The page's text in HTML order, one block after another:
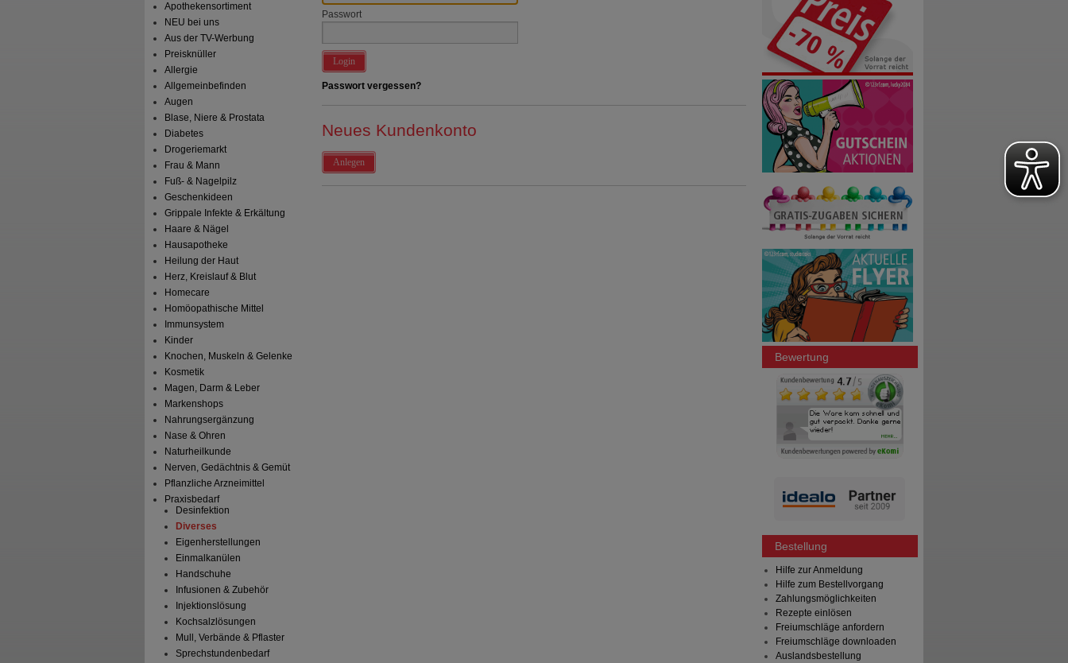
Apothekensortiment
NEU bei uns
Aus der TV-Werbung
Preisknüller
Allergie
Allgemeinbefinden
Augen
Blase, Niere & Prostata
Diabetes
Drogeriemarkt
Frau & Mann
Fuß- & Nagelpilz
Geschenkideen
Grippale Infekte & Erkältung
Haare & Nägel
Hausapotheke
Heilung der Haut
Herz, Kreislauf & Blut
Homecare
Homöopathische Mittel
Immunsystem
Kinder
Knochen, Muskeln & Gelenke
Kosmetik
Magen, Darm & Leber
Markenshops
Nahrungsergänzung
Nase & Ohren
Naturheilkunde
Nerven, Gedächtnis & Gemüt
Pflanzliche Arzneimittel
Praxisbedarf
Desinfektion
Diverses
Eigenherstellungen
Einmalkanülen
Handschuhe
Infusionen & Zubehör
Injektionslösung
Kochsalzlösungen
Mull, Verbände & Pflaster
Sprechstundenbedarf
Passwort
Login
Passwort vergessen?
Neues Kundenkonto
Anlegen
Bewertung
Bestellung
Hilfe zur Anmeldung
Hilfe zum Bestellvorgang
Zahlungsmöglichkeiten
Rezepte einlösen
Freiumschläge anfordern
Freiumschläge downloaden
Auslandsbestellung